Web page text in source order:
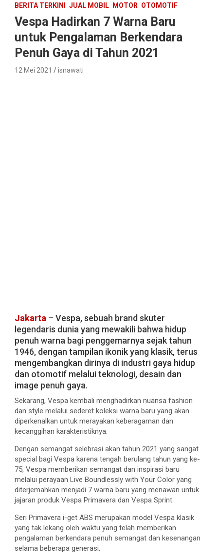
BERITA TERKINI JUAL MOBIL MOTOR OTOMOTIF
Vespa Hadirkan 7 Warna Baru
untuk Pengalaman Berkendara
Penuh Gaya di Tahun 2021
12 Mei 2021 isnawati
Jakarta – Vespa, sebuah brand skuter
legendaris dunia yang mewakili bahwa hidup
penuh warna bagi penggemarnya sejak tahun
1946, dengan tampilan ikonik yang klasik, terus
mengembangkan dirinya di industri gaya hidup
dan otomotif melalui teknologi, desain dan
image penuh gaya.
Sekarang, Vespa kembali menghadirkan nuansa fashion
dan style melalui sederet koleksi warna baru yang akan
diperkenalkan untuk merayakan keberagaman dan
kecanggihan karakteristiknya.
Dengan semangat selebrasi akan tahun 2021 yang sangat
special bagi Vespa karena tengah berulang tahun yang ke-
75, Vespa memberikan semangat dan inspirasi baru
melalui perayaan Live Boundlessly with Your Color yang
diterjemahkan menjadi 7 warna baru yang menawan untuk
jajaran produk Vespa Primavera dan Vespa Sprint.
Seri Primavera i-get ABS merupakan model Vespa klasik
yang tak lekang oleh waktu yang telah memberikan
pengalaman berkendara penuh semangat dan kesenangan
selama beberapa generasi.